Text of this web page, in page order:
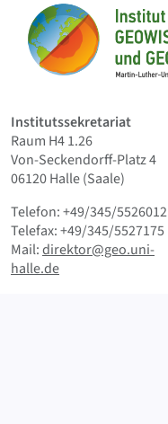
Startseite
Institutssekretariat
Raum H4 1.26
Von-Seckendorff-Platz 4
06120 Halle (Saale)
Telefon: +49/345/5526012
Telefax: +49/345/5527175
Mail:direktor@geo.uni-
halle.de